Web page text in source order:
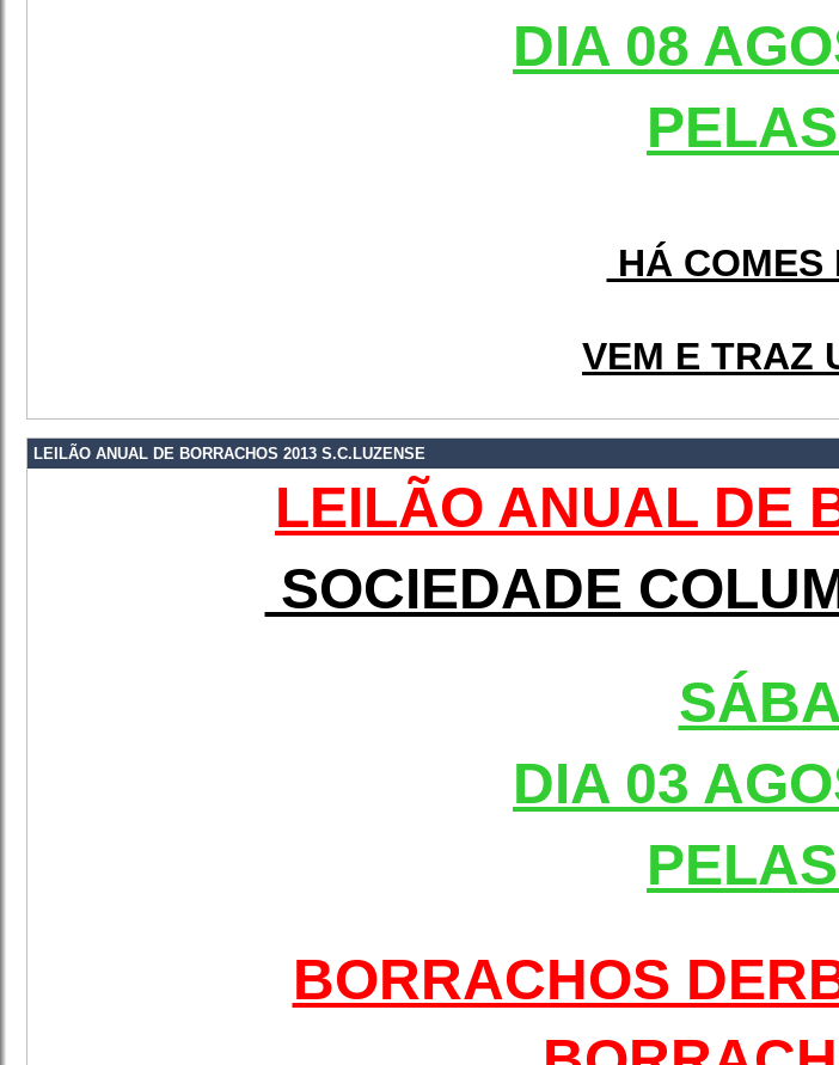
DIA 08
HÁ COMES
VEM E TRAZ
LEILÃO ANUAL DE BORRACHOS 2013 S.C.LUZENSE
LEILÃO ANUAL DE
SOCIEDADE
DIA 03
BORRACHOS